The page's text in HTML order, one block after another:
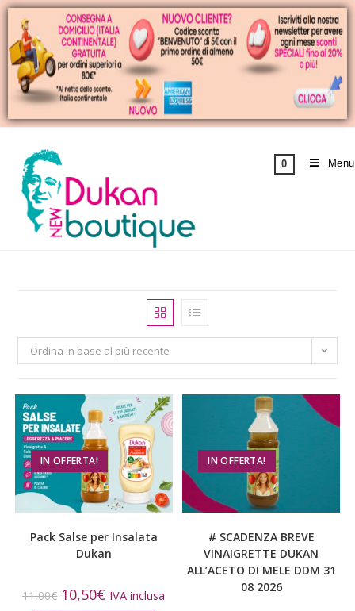
0 Menu
Ordina in base al più recente
IN OFFERTA!
Pack Salse per Insalata
Dukan
11,00€ 10,50€ IVA inclusa
IN OFFERTA!
# SCADENZA BREVE
VINAIGRETTE DUKAN
ALL’ACETO DI MELE DDM 31
08 2026